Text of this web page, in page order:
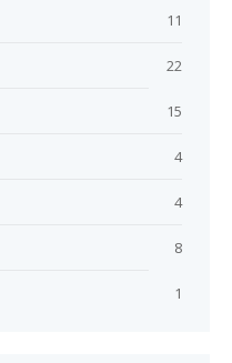
11
22
15
4
4
8
1